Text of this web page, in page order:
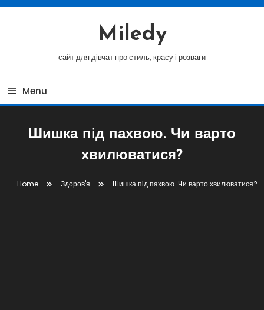
Skip
Miledy
сайт для дівчат про стиль, красу і розваги
Menu
Шишка під пахвою. Чи варто
хвилюватися?
Home Здоров'я Шишка під пахвою. Чи варто хвилюватися?